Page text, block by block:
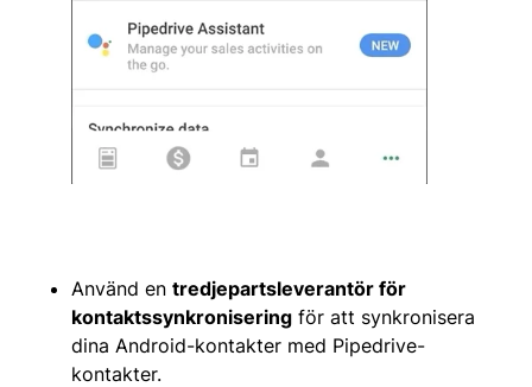
Använd en tredjepartsleverantör för
kontaktssynkronisering för att synkronisera
dina Android-kontakter med Pipedrive-
kontakter.